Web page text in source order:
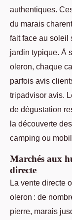
authentiques.
du marais
fait face au soleil
jardin typique. À
oleron, chaque
parfois avis
tripadvisor avis.
de dégustation
la découverte
camping ou
Marchés aux
directe
La vente directe
oleron : de
pierre, marais